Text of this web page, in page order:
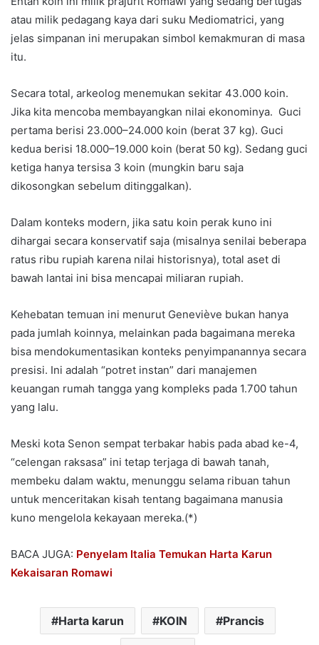
atau milik pedagang kaya dari suku Mediomatrici, yang
jelas simpanan ini merupakan simbol kemakmuran di masa
itu.
Secara total, arkeolog menemukan sekitar 43.000 koin.
Jika kita mencoba membayangkan nilai ekonominya. Guci
pertama berisi 23.000–24.000 koin (berat 37 kg). Guci
kedua berisi 18.000–19.000 koin (berat 50 kg). Sedang guci
ketiga hanya tersisa 3 koin (mungkin baru saja
dikosongkan sebelum ditinggalkan).
Dalam konteks modern, jika satu koin perak kuno ini
dihargai secara konservatif saja (misalnya senilai beberapa
ratus ribu rupiah karena nilai historisnya), total aset di
bawah lantai ini bisa mencapai miliaran rupiah.
Kehebatan temuan ini menurut Geneviève bukan hanya
pada jumlah koinnya, melainkan pada bagaimana mereka
bisa mendokumentasikan konteks penyimpanannya secara
presisi. Ini adalah “potret instan” dari manajemen
keuangan rumah tangga yang kompleks pada 1.700 tahun
yang lalu.
Meski kota Senon sempat terbakar habis pada abad ke-4,
“celengan raksasa” ini tetap terjaga di bawah tanah,
membeku dalam waktu, menunggu selama ribuan tahun
untuk menceritakan kisah tentang bagaimana manusia
kuno mengelola kekayaan mereka.(*)
BACA JUGA: Penyelam Italia Temukan Harta Karun
Kekaisaran Romawi
Harta karun KOIN Prancis